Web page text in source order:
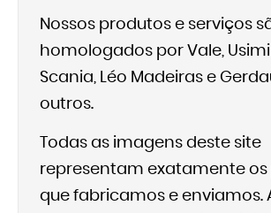
Nossos produtos e serviços
homologados por Vale,
Scania, Léo Madeiras e
outros.
Todas as imagens deste site
representam exatamente
que fabricamos e enviamos.